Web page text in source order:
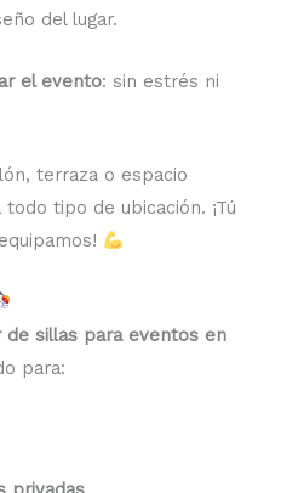
del lugar.
el evento: sin estrés ni
terraza o espacio
tipo de ubicación. ¡Tú
de sillas para eventos en
para: